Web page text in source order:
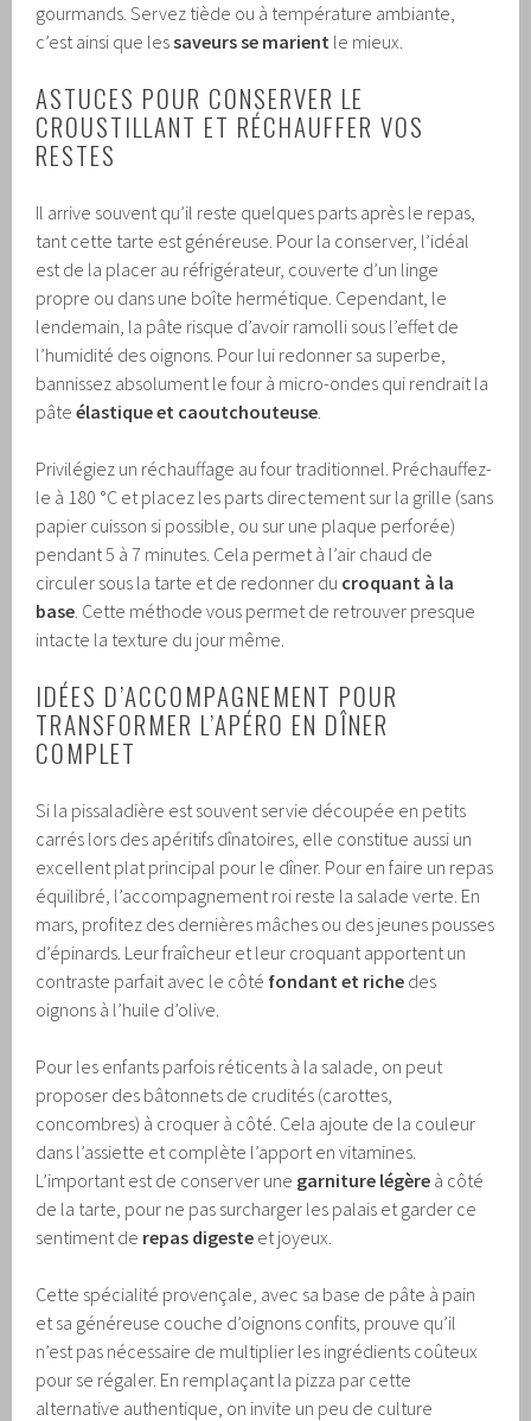
gourmands. Servez tiède ou à température ambiante,
c’est ainsi que lessaveurs se marient le mieux.
ASTUCES POUR CONSERVER LE
CROUSTILLANT ET RÉCHAUFFER VOS
RESTES
Il arrive souvent qu’il reste quelques parts après le repas,
tant cette tarte est généreuse. Pour la conserver, l’idéal
est de la placer au réfrigérateur, couverte d’un linge
propre ou dans une boîte hermétique. Cependant, le
lendemain, la pâte risque d’avoir ramolli sous l’effet de
l’humidité des oignons. Pour lui redonner sa superbe,
bannissez absolument le four à micro-ondes qui rendrait la
pâteélastique et caoutchouteuse
Privilégiez un réchauffage au four traditionnel. Préchauffez-
le à 180 °C et placez les parts directement sur la grille (sans
papier cuisson si possible, ou sur une plaque perforée)
pendant 5 à 7 minutes. Cela permet à l’air chaud de
circuler sous la tarte et de redonner du croquant à la
base . Cette méthode vous permet de retrouver presque
intacte la texture du jour même.
IDÉES D’ACCOMPAGNEMENT POUR
TRANSFORMER L’APÉRO EN DÎNER
COMPLET
Si la pissaladière est souvent servie découpée en petits
carrés lors des apéritifs dînatoires, elle constitue aussi un
excellent plat principal pour le dîner. Pour en faire un repas
équilibré, l’accompagnement roi reste la salade verte. En
mars, profitez des dernières mâches ou des jeunes pousses
d’épinards. Leur fraîcheur et leur croquant apportent un
contraste parfait avec le côté fondant et riche des
oignons à l’huile d’olive.
Pour les enfants parfois réticents à la salade, on peut
proposer des bâtonnets de crudités (carottes,
concombres) à croquer à côté. Cela ajoute de la couleur
dans l’assiette et complète l’apport en vitamines.
L’important est de conserver une garniture légère à côté
de la tarte, pour ne pas surcharger les palais et garder ce
sentiment de repas digeste et joyeux.
Cette spécialité provençale, avec sa base de pâte à pain
et sa généreuse couche d’oignons confits, prouve qu’il
n’est pas nécessaire de multiplier les ingrédients coûteux
pour se régaler. En remplaçant la pizza par cette
alternative authentique, on invite un peu de culture